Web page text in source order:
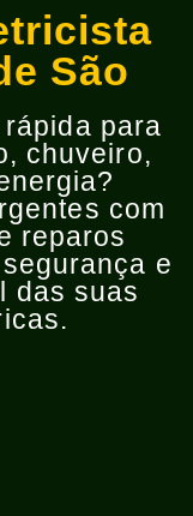
São
para
chuveiro,
com
reparos
e
das suas